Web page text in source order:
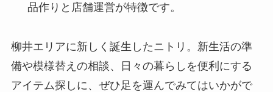
品作りと店舗運営が特徴です。
柳井エリアに新しく誕生したニトリ。新生活の準
備や模様替えの相談、日々の暮らしを便利にする
アイテム探しに、ぜひ足を運んでみてはいかがで